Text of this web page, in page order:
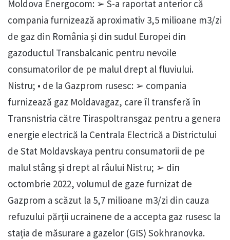
Moldova Energocom: ➢ S-a raportat anterior că
compania furnizează aproximativ 3,5 milioane m3/zi
de gaz din România și din sudul Europei din
gazoductul Transbalcanic pentru nevoile
consumatorilor de pe malul drept al fluviului.
Nistru; • de la Gazprom rusesc: ➢ compania
furnizează gaz Moldavagaz, care îl transferă în
Transnistria către Tiraspoltransgaz pentru a genera
energie electrică la Centrala Electrică a Districtului
de Stat Moldavskaya pentru consumatorii de pe
malul stâng și drept al râului Nistru; ➢ din
octombrie 2022, volumul de gaze furnizat de
Gazprom a scăzut la 5,7 milioane m3/zi din cauza
refuzului părții ucrainene de a accepta gaz rusesc la
stația de măsurare a gazelor (GIS) Sokhranovka.